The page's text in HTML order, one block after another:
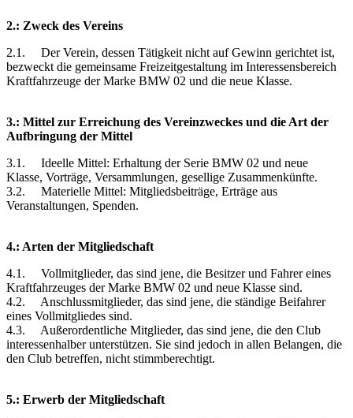
2.: Zweck des Vereins
2.1. Der Verein, dessen Tätigkeit nicht auf Gewinn gerichtet ist,
bezweckt die gemeinsame Freizeitgestaltung im Interessensbereich
Kraftfahrzeuge der Marke BMW 02 und die neue Klasse.
3.: Mittel zur Erreichung des Vereinzweckes und die Art der
Aufbringung der Mittel
3.1. Ideelle Mittel: Erhaltung der Serie BMW 02 und neue
Klasse, Vorträge, Versammlungen, gesellige Zusammenkünfte.
3.2. Materielle Mittel: Mitgliedsbeiträge, Erträge aus
Veranstaltungen, Spenden.
4.: Arten der Mitgliedschaft
4.1. Vollmitglieder, das sind jene, die Besitzer und Fahrer eines
Kraftfahrzeuges der Marke BMW 02 und neue Klasse sind.
4.2. Anschlussmitglieder, das sind jene, die ständige Beifahrer
eines Vollmitgliedes sind.
4.3. Außerordentliche Mitglieder, das sind jene, die den Club
interessenhalber unterstützen. Sie sind jedoch in allen Belangen, die
den Club betreffen, nicht stimmberechtigt.
5.: Erwerb der Mitgliedschaft